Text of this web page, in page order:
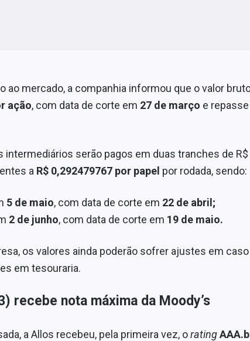
ao mercado, a companhia informou que o valor
ação, com data de corte em 27 de março e
intermediários serão pagos em duas tranches de
a R$ 0,292479767 por papel por rodada, sendo:
5 de maio, com data de corte em 22 de abril;
2 de junho, com data de corte em 19 de maio.
os valores ainda poderão sofrer ajustes em
em tesouraria.
recebe nota máxima da Moody’s
a Allos recebeu, pela primeira vez, orating